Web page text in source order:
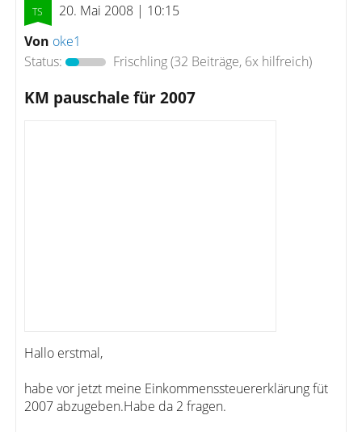
20. Mai 2008 | 10:15
Von oke1
Status:
Frischling(32 Beiträge, 6x hilfreich)
KM pauschale für 2007
Hallo erstmal,
habe vor jetzt meine Einkommenssteuererklärung füt
2007 abzugeben.Habe da 2 fragen.